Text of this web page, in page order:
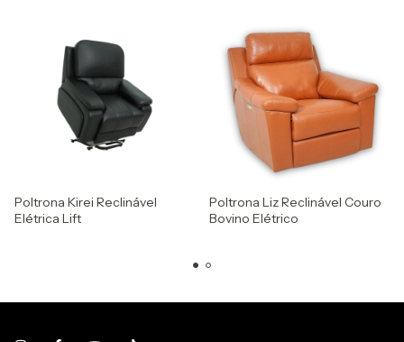
Poltrona Kirei Reclinável
Elétrica Lift
Poltrona Liz Reclinável Couro
Bovino Elétrico